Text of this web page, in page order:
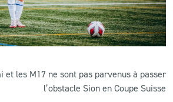
et les M17 ne sont pas parvenus à passer
l’obstacle Sion en Coupe Suisse